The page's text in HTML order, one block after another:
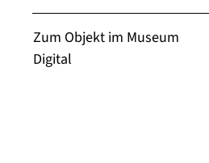
Zum Objekt im Museum
Digital